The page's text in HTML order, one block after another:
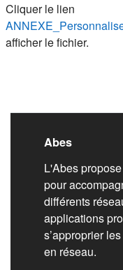
Cliquer le lien
afficher le fichier.
Liens
Abes
L'Abes
pour
différents
applications
s’approprier
en réseau.